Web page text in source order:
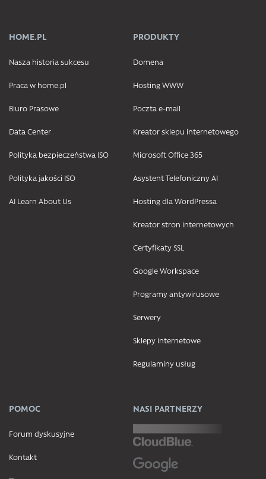
HOME.PL
Nasza historia sukcesu
Praca w home.pl
Biuro Prasowe
Data Center
Polityka bezpieczeństwa ISO
Polityka jakości ISO
AI Learn About Us
PRODUKTY
Domena
Hosting WWW
Poczta e-mail
Kreator sklepu internetowego
Microsoft Office 365
Asystent Telefoniczny AI
Hosting dla WordPressa
Kreator stron internetowych
Certyfikaty SSL
Google Workspace
Programy antywirusowe
Serwery
Sklepy internetowe
Regulaminy usług
POMOC
Forum dyskusyjne
Kontakt
NASI PARTNERZY